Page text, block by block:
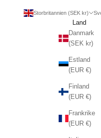
Storbritannien (SEK kr)
Land
Danmark
(SEK kr)
Estland
(EUR €)
Finland
(EUR €)
Frankrike
(EUR €)